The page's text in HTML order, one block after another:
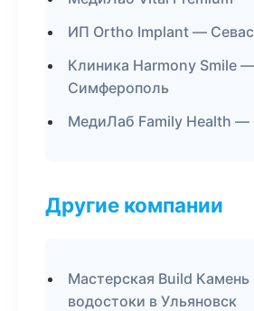
ИП Ortho Implant —
Клиника Harmony Smile —
Симферополь
МедиЛаб Family Health —
Другие компании
Мастерская Build
водостоки в Ульяновск